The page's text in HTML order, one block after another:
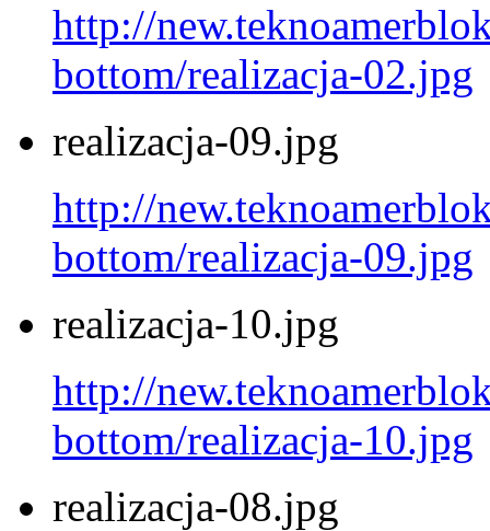
http://
bottom/realizacja-02.jpg
realizacja-09.jpg
http://
bottom/realizacja-09.jpg
realizacja-10.jpg
http://
bottom/realizacja-10.jpg
realizacja-08.jpg